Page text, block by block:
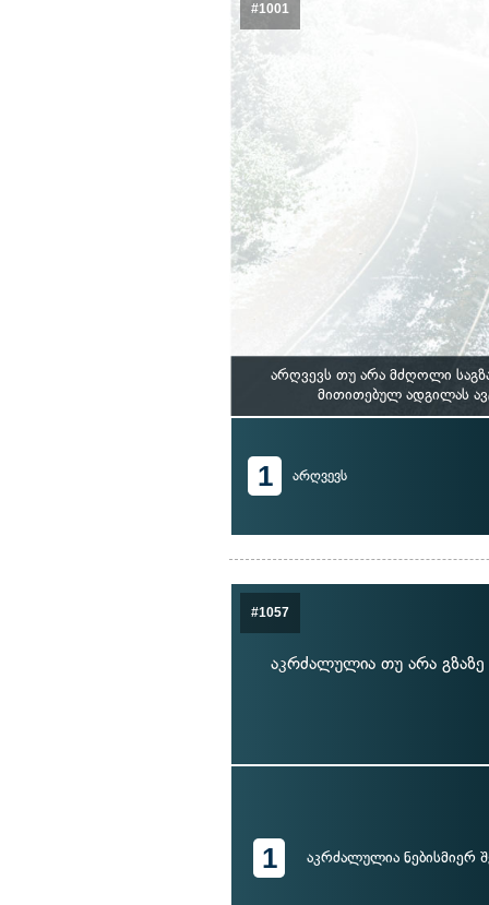
#1001
არღვევს თუ არა მძღოლი
მითითებულ ადგილას
1 არღვევს
#1057
აკრძალულია თუ არა
1 აკრძალულია ნებისმიერ